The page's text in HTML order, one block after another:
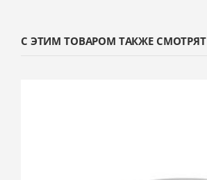
С ЭТИМ ТОВАРОМ ТАКЖЕ СМОТРЯТ